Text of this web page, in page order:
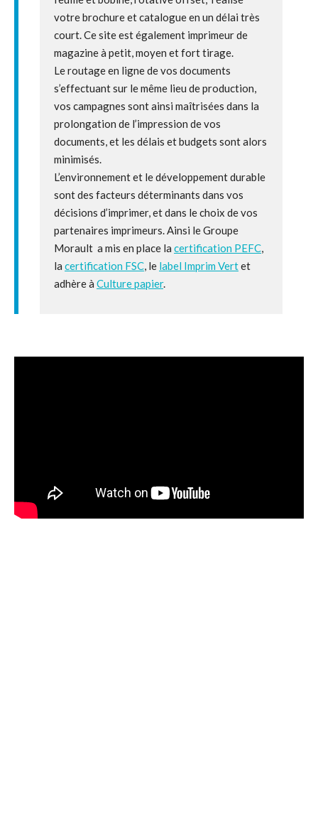
votre brochure et catalogue en un délai très
court. Ce site est également imprimeur de
magazine à petit, moyen et fort tirage.
Le routage en ligne de vos documents
s’effectuant sur le même lieu de production,
vos campagnes sont ainsi maîtrisées dans la
prolongation de l’impression de vos
documents, et les délais et budgets sont alors
minimisés.
L’environnement et le développement durable
sont des facteurs déterminants dans vos
décisions d’imprimer, et dans le choix de vos
partenaires imprimeurs. Ainsi le Groupe
Morault a mis en place la certification PEFC,
la certification FSC, le label Imprim Vertet
adhère à Culture papier.